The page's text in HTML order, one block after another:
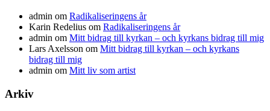
admin om Radikaliseringens år
Karin Redelius om Radikaliseringens år
admin om Mitt bidrag till kyrkan – och kyrkans bidrag till mig
Lars Axelsson om Mitt bidrag till kyrkan – och kyrkans
bidrag till mig
admin om Mitt liv som artist
Arkiv